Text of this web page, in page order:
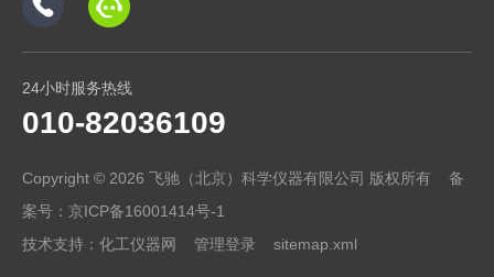
24小时服务热线
010-82036109
Copyright © 2026 飞驰（北京）科学仪器有限公司 版权所有 备
案号： 京ICP备16001414号-1
技术支持： 化工仪器网 管理登录 sitemap.xml